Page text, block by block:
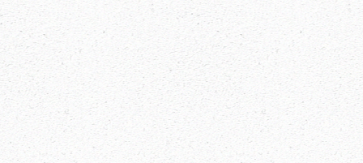
Schwarze Weg, 31867 Lauenau
INDOOR-SPIELPLATZ WILDE WUTZ
Industriestraße 17, Springe